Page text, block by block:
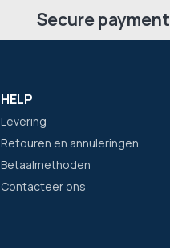
Secure payment
HELP
Levering
Retouren en annuleringen
Betaalmethoden
Contacteer ons